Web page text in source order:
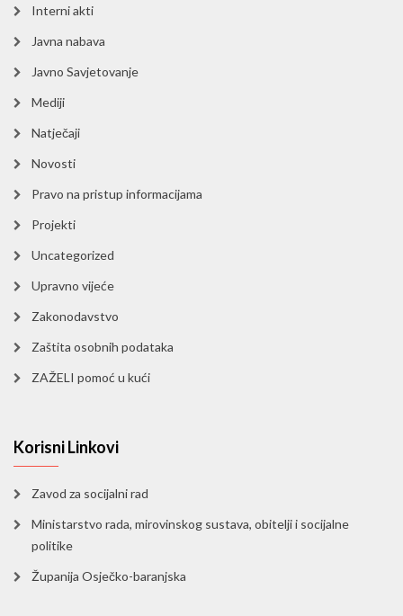
Interni akti
Javna nabava
Javno Savjetovanje
Mediji
Natječaji
Novosti
Pravo na pristup informacijama
Projekti
Uncategorized
Upravno vijeće
Zakonodavstvo
Zaštita osobnih podataka
ZAŽELI pomoć u kući
Korisni Linkovi
Zavod za socijalni rad
Ministarstvo rada, mirovinskog sustava, obitelji i socijalne
politike
Županija Osječko-baranjska